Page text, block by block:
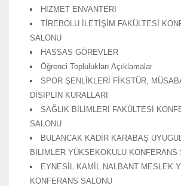
HİZMET ENVANTERİ
TİREBOLU İLETİŞİM FAKÜLTESİ
SALONU
HASSAS GÖREVLER
Öğrenci Toplulukları Açıklamalar
SPOR ŞENLİKLERİ FİKSTÜR,
DİSİPLİN KURALLARI
SAĞLIK BİLİMLERİ FAKÜLTESİ
SALONU
BULANCAK KADİR KARABAŞ
BİLİMLER YÜKSEKOKULU KONFERANS
EYNESİL KAMİL NALBANT MESLEK
KONFERANS SALONU